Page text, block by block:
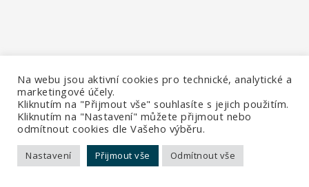
Na webu jsou aktivní cookies pro technické, analytické a
marketingové účely.
Kliknutím na "Přijmout vše" souhlasíte s jejich použitím.
Kliknutím na "Nastavení" můžete přijmout nebo
odmítnout cookies dle Vašeho výběru.
Nastavení Přijmout vše Odmítnout vše